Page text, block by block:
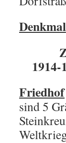
Denkmal
Friedhof
sind 5